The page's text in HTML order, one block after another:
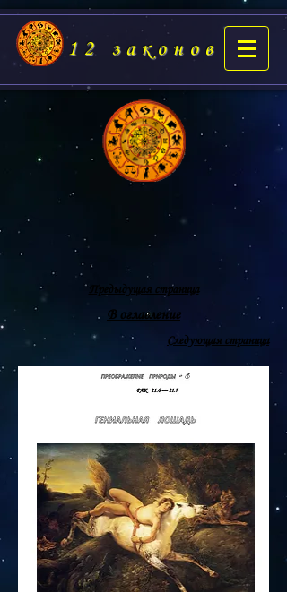
12 законов
Предыдущая страница
В оглавление
Следующая страница